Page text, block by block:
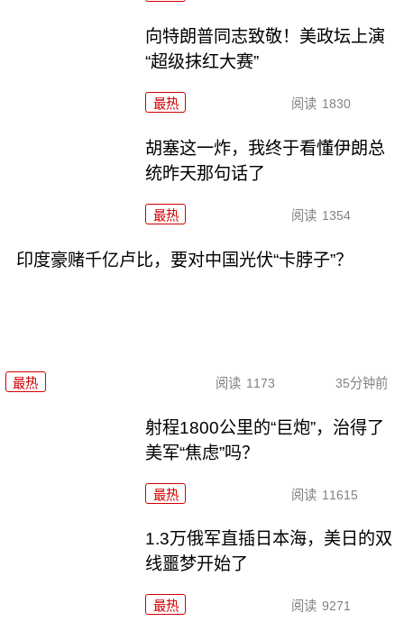
向特朗普同志致敬！美政坛上演
“超级抹红大赛”
最热 阅读 1830
胡塞这一炸，我终于看懂伊朗总
统昨天那句话了
最热 阅读 1354
印度豪赌千亿卢比，要对中国光伏“卡脖子”？
最热 阅读 1173 35分钟前
射程1800公里的“巨炮”，治得了
美军“焦虑”吗？
最热 阅读 11615
1.3万俄军直插日本海，美日的双
线噩梦开始了
最热 阅读 9271